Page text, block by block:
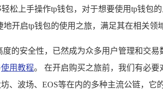
松上手操作tp钱包，对于想要使用tp钱包
开启tp钱包的使用之旅，满足其在相关领
的安全性，已然成为众多用户管理和交
使用教程。 在开启购买之旅前，我们有必
、波场、EOS等在内的多种主流公链，